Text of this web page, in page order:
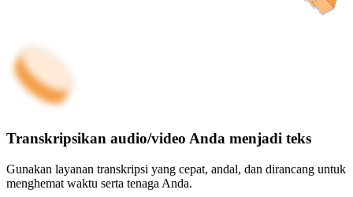
Transkripsikan audio/video Anda menjadi teks
Gunakan layanan transkripsi yang cepat, andal, dan dirancang untuk
menghemat waktu serta tenaga Anda.